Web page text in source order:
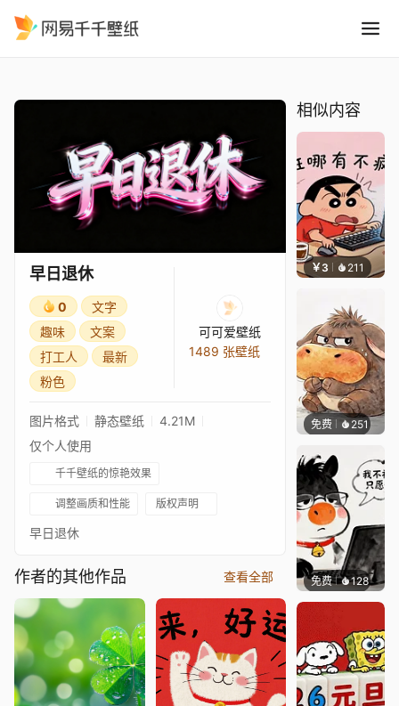
早日退休
0
文字
趣味
文案
打工人
最新
粉色
可可爱壁纸
1489 张壁纸
图片格式 静态壁纸
4.21M
仅个人使用
千千壁纸的惊艳效果
调整画质和性能 版权声明
早日退休
作者的其他作品 查看全部
相似内容
￥3 211 渔小小
免费 251渔小小
免费 128渔小小